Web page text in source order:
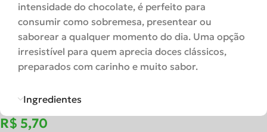
intensidade do chocolate, é perfeito para
consumir como sobremesa, presentear ou
saborear a qualquer momento do dia. Uma opção
irresistível para quem aprecia doces clássicos,
preparados com carinho e muito sabor.
Ingredientes
R$